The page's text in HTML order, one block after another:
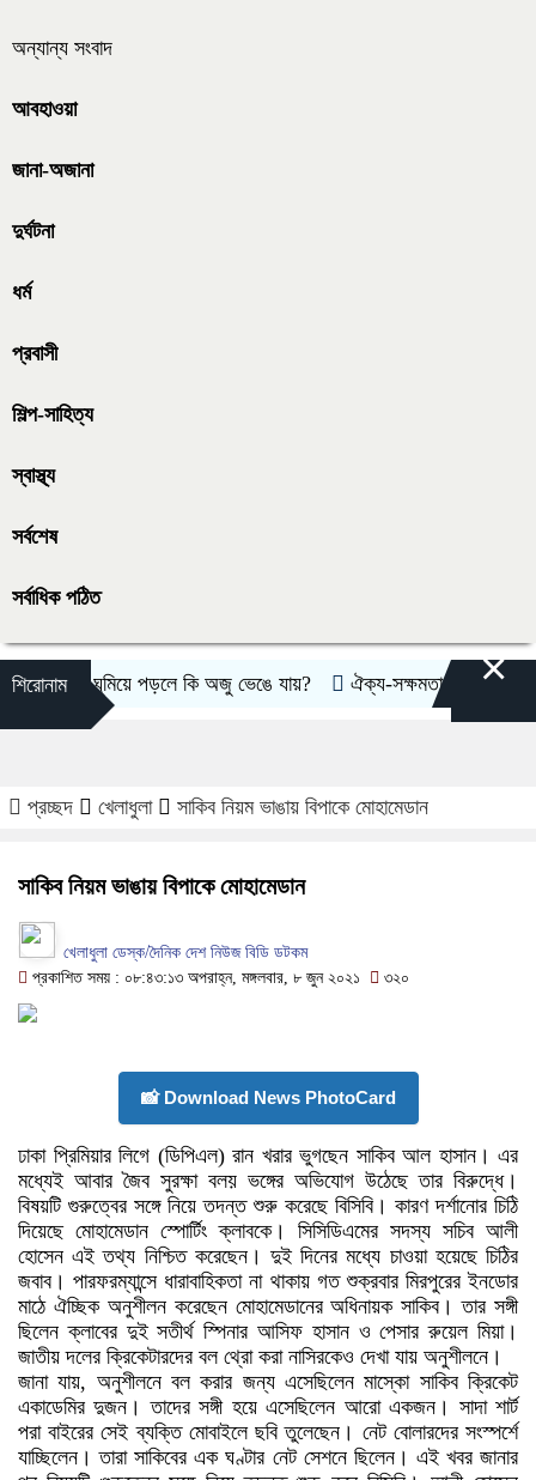
অন্যান্য সংবাদ
আবহাওয়া
জানা-অজানা
দুর্ঘটনা
ধর্ম
প্রবাসী
শিল্প-সাহিত্য
স্বাস্থ্য
সর্বশেষ
সর্বাধিক পঠিত
শিরোনামঘুমিয়ে পড়লে কি অজু ভেঙে যায়? ঐক্য-সক্ষমতা পরীক্ষার্থে ×
প্রচ্ছদ খেলাধুলা সাকিব নিয়ম ভাঙায় বিপাকে মোহামেডান
সাকিব নিয়ম ভাঙায় বিপাকে মোহামেডান
খেলাধুলা ডেস্ক/দৈনিক দেশ নিউজ বিডি ডটকম
প্রকাশিত সময় : ০৮:৪৩:১৩ অপরাহ্ন, মঙ্গলবার, ৮ জুন ২০২১
৩২০
📸 Download News PhotoCard
ঢাকা প্রিমিয়ার লিগে (ডিপিএল) রান খরার ভুগছেন সাকিব আল হাসান। এর
মধ্যেই আবার জৈব সুরক্ষা বলয় ভঙ্গের অভিযোগ উঠেছে তার বিরুদ্ধে।
বিষয়টি গুরুত্বের সঙ্গে নিয়ে তদন্ত শুরু করেছে বিসিবি। কারণ দর্শানোর চিঠি
দিয়েছে মোহামেডান স্পোর্টিং ক্লাবকে। সিসিডিএমের সদস্য সচিব আলী
হোসেন এই তথ্য নিশ্চিত করেছেন। দুই দিনের মধ্যে চাওয়া হয়েছে চিঠির
জবাব। পারফরম্যান্সে ধারাবাহিকতা না থাকায় গত শুক্রবার মিরপুরের ইনডোর
মাঠে ঐচ্ছিক অনুশীলন করেছেন মোহামেডানের অধিনায়ক সাকিব। তার সঙ্গী
ছিলেন ক্লাবের দুই সতীর্থ স্পিনার আসিফ হাসান ও পেসার রুয়েল মিয়া।
জাতীয় দলের ক্রিকেটারদের বল থ্রো করা নাসিরকেও দেখা যায় অনুশীলনে।
জানা যায়, অনুশীলনে বল করার জন্য এসেছিলেন মাস্কো সাকিব ক্রিকেট
একাডেমির দুজন। তাদের সঙ্গী হয়ে এসেছিলেন আরো একজন। সাদা শার্ট
পরা বাইরের সেই ব্যক্তি মোবাইলে ছবি তুলেছেন। নেট বোলারদের সংস্পর্শে
যাচ্ছিলেন। তারা সাকিবের এক ঘণ্টার নেট সেশনে ছিলেন। এই খবর জানার